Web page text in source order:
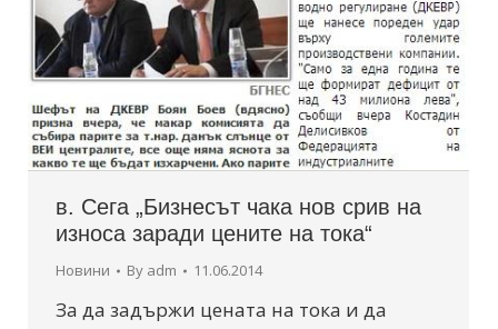
в. Сега „Бизнесът чака нов срив на
износа заради цените на тока“
Новини By adm 11.06.2014
За да задържи цената на тока и да